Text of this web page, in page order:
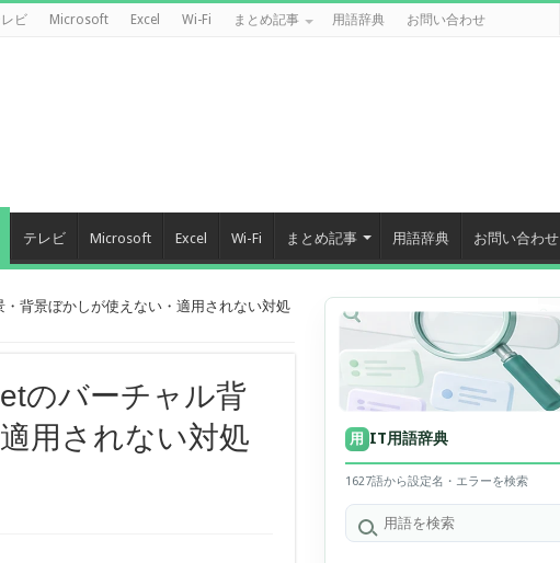
ビ Microsoft Excel Wi-Fi まとめ記事 用語辞典 お問い合わせ
テレビ Microsoft Excel Wi-Fi まとめ記事 用語辞典 お問い合わせ
背景ぼかしが使えない・適用されない対処
のバーチャル背
用されない対処
用 IT用語辞典
1627語から設定名・エラーを検索